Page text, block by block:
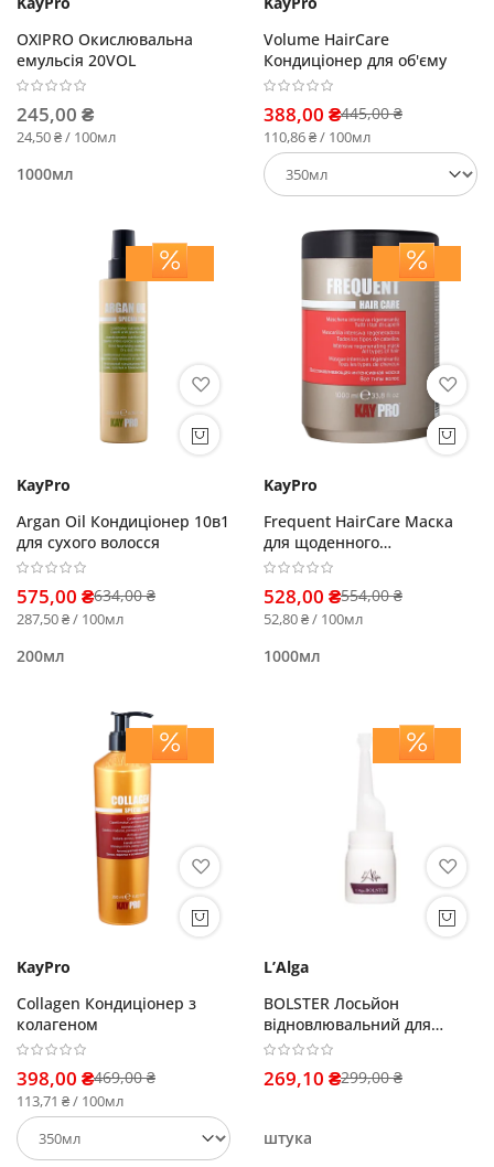
OXIPRO Окислювальна
емульсія 20VOL
245,00 ₴
24,50 ₴ / 100мл
1000мл
Volume HairCare
Кондиціонер для об'єму
388,00 ₴445,00 ₴
110,86 ₴ / 100мл
KayPro
Argan Oil Кондиціонер 10в1
для сухого волосся
575,00 ₴634,00 ₴
287,50 ₴ / 100мл
200мл
KayPro
Frequent HairCare Маска
для щоденного
застосування
528,00 ₴554,00 ₴
52,80 ₴ / 100мл
1000мл
KayPro
Collagen Кондиціонер з
колагеном
398,00 ₴469,00 ₴
113,71 ₴ / 100мл
L’Alga
BOLSTER Лосьйон
відновлювальний для
волосся і шкіри голови
269,10 ₴299,00 ₴
штука